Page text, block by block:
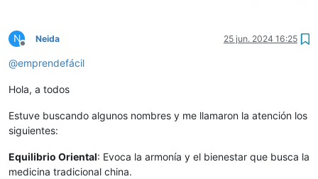
N
Desconectado
Neida 25 jun. 2024 16:25
@emprendefácil
Hola, a todos
Estuve buscando algunos nombres y me llamaron la atención los
siguientes:
Equilibrio Oriental: Evoca la armonía y el bienestar que busca la
medicina tradicional china.